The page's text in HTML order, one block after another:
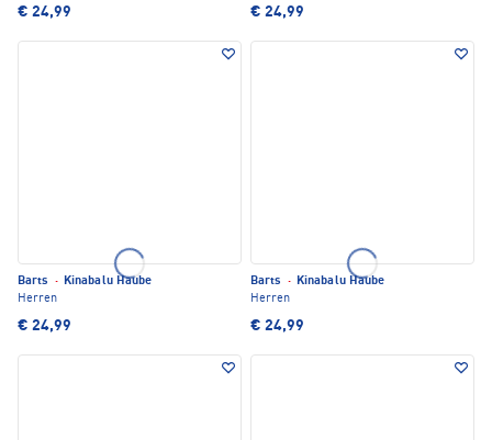
€ 24,99 € 24,99
Barts · Kinabalu Haube
Herren
€ 24,99
Barts · Kinabalu Haube
Herren
€ 24,99